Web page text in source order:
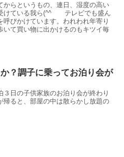
からというもの、連日、湿度の高い
けている我ら(^^ゞ テレビでも盛ん
呼びかけています。われわれ年寄り
いて買い物に出かけるのもキツイ毎
？調子に乗ってお泊り会が
３日の子供家族のお泊り会が終わり
帰ると、部屋の中は散らかし放題の